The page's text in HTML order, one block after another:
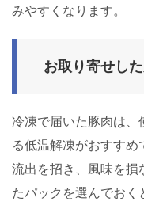
みやすくなります。
お取り寄せし
冷凍で届いた豚肉は、
る低温解凍がおすす
流出を招き、風味を損
たパックを選んでおく